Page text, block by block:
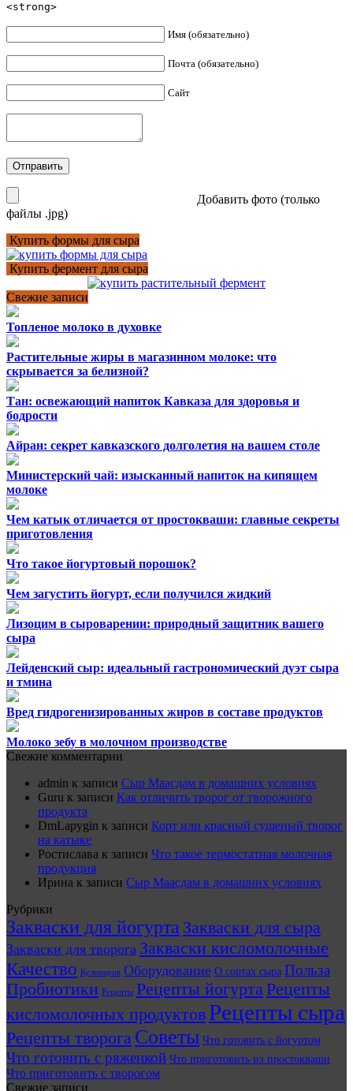
<strong>
Имя (обязательно)
Почта (обязательно)
Сайт
Добавить фото (только
файлы .jpg)
Купить формы для сыра
Купить фермент для сыра
Свежие записи
Топленое молоко в духовке
Растительные жиры в магазинном молоке: что
скрывается за белизной?
Тан: освежающий напиток Кавказа для здоровья и
бодрости
Айран: секрет кавказского долголетия на вашем столе
Министерский чай: изысканный напиток на кипящем
молоке
Чем катык отличается от простокваши: главные секреты
приготовления
Что такое йогуртовый порошок?
Чем загустить йогурт, если получился жидкий
Лизоцим в сыроварении: природный защитник вашего
сыра
Лейденский сыр: идеальный гастрономический дуэт сыра
и тмина
Вред гидрогенизированных жиров в составе продуктов
Молоко зебу в молочном производстве
Свежие комментарии
admin к записи Сыр Маасдам в домашних условиях
Guru к записи Как отличить творог от творожного
продукта
DmLapygin к записи Корт или красный сушеный творог
на катыке
Ростислава к записи Что такое термостатная молочная
продукция
Ирина к записи Сыр Маасдам в домашних условиях
Рубрики
Закваски для йогурта Закваски для сыра
Закваски для творога Закваски кисломолочные
Качество Кулинария Оборудование О сортах сыра Польза
Пробиотики Рецепты Рецепты йогуртаРецепты
кисломолочных продуктов Рецепты сыра
Рецепты творога Советы Что готовить с йогуртом
Что готовить с ряженкой Что приготовить из простокваши
Что приготовить с творогом
Свежие записи